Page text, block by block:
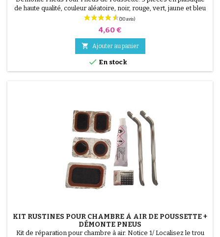
de haute qualité, couleur aléatoire, noir, rouge, vert, jaune et bleu
ou 3 pièces en acier ( gris ) Le montage du pneu se fait sans outils
et uniquement à la main, cela évite de percer la chambre à air.
Prix
4,60 €
 Ajouter au panier
 En stock
KIT RUSTINES POUR CHAMBRE À AIR DE POUSSETTE +
DÉMONTE PNEUS
Kit de réparation pour chambre à air. Notice 1/ Localisez le trou